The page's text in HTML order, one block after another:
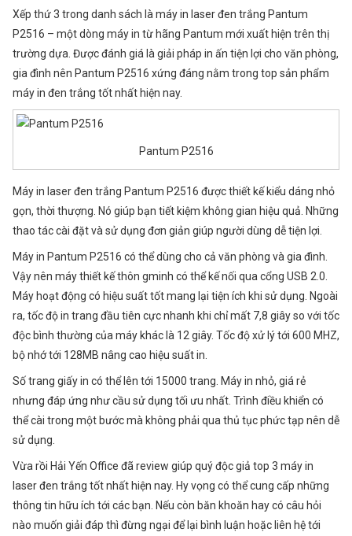
Xếp thứ 3 trong danh sách là máy in laser đen trắng Pantum
P2516 – một dòng máy in từ hãng Pantum mới xuất hiện trên thị
trường dựa. Được đánh giá là giải pháp in ấn tiện lợi cho văn phòng,
gia đình nên Pantum P2516 xứng đáng nằm trong top sản phẩm
máy in đen trắng tốt nhất hiện nay.
Pantum P2516
Máy in laser đen trắng Pantum P2516 được thiết kế kiểu dáng nhỏ
gọn, thời thượng. Nó giúp bạn tiết kiệm không gian hiệu quả. Những
thao tác cài đặt và sử dụng đơn giản giúp người dùng dễ tiện lợi.
Máy in Pantum P2516 có thể dùng cho cả văn phòng và gia đình.
Vậy nên máy thiết kế thôn gminh có thể kế nối qua cổng USB 2.0.
Máy hoạt động có hiệu suất tốt mang lại tiện ích khi sử dụng. Ngoài
ra, tốc độ in trang đầu tiên cực nhanh khi chỉ mất 7,8 giây so với tốc
độc bình thường của máy khác là 12 giây. Tốc độ xử lý tới 600 MHZ,
bộ nhớ tới 128MB nâng cao hiệu suất in.
Số trang giấy in có thể lên tới 15000 trang. Máy in nhỏ, giá rẻ
nhưng đáp ứng như cầu sử dụng tối ưu nhất. Trình điều khiển có
thể cài trong một bước mà không phải qua thủ tục phức tạp nên dễ
sử dụng.
Vừa rồi Hải Yến Office đã review giúp quý độc giả top 3 máy in
laser đen trắng tốt nhất hiện nay. Hy vọng có thể cung cấp những
thông tin hữu ích tới các bạn. Nếu còn băn khoăn hay có câu hỏi
nào muốn giải đáp thì đừng ngại để lại bình luận hoặc liên hệ tới
ĐĂNG KÝ TƯ VẤN
Họ và tên
Số điện thoại
Nhu cầu cần tư vấn